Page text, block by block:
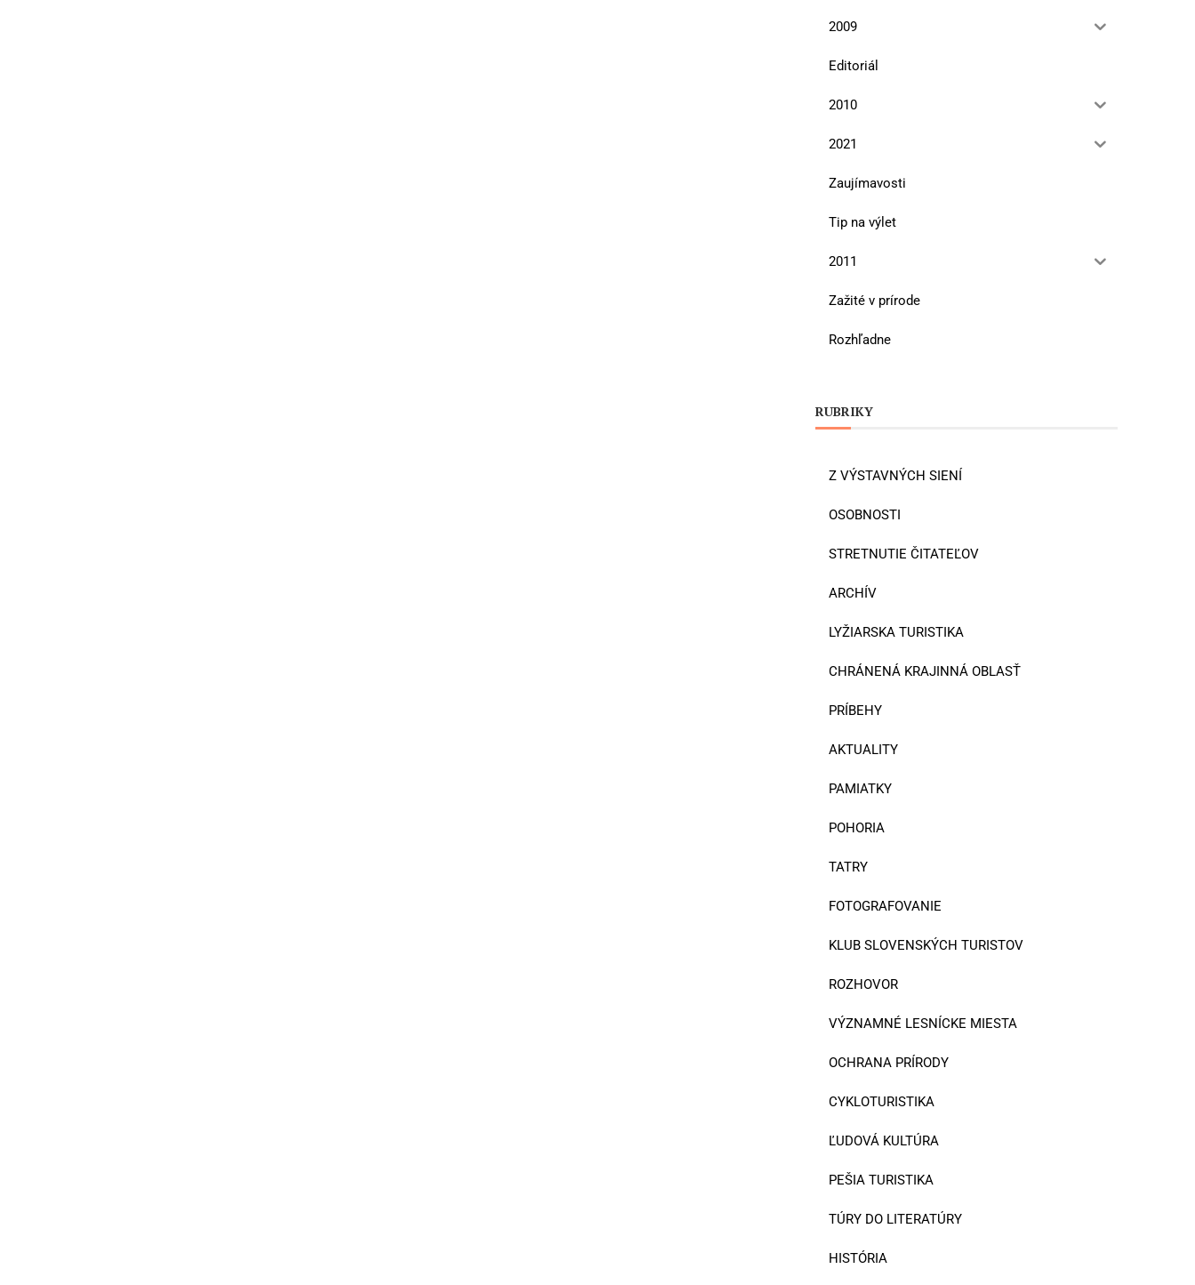
2009
Editoriál
2010
2021
Zaujímavosti
Tip na výlet
2011
Zažité v prírode
Rozhľadne
RUBRIKY
Z VÝSTAVNÝCH SIENÍ
OSOBNOSTI
STRETNUTIE ČITATEĽOV
ARCHÍV
LYŽIARSKA TURISTIKA
CHRÁNENÁ KRAJINNÁ OBLASŤ
PRÍBEHY
AKTUALITY
PAMIATKY
POHORIA
TATRY
FOTOGRAFOVANIE
KLUB SLOVENSKÝCH TURISTOV
ROZHOVOR
VÝZNAMNÉ LESNÍCKE MIESTA
OCHRANA PRÍRODY
CYKLOTURISTIKA
ĽUDOVÁ KULTÚRA
PEŠIA TURISTIKA
TÚRY DO LITERATÚRY
HISTÓRIA